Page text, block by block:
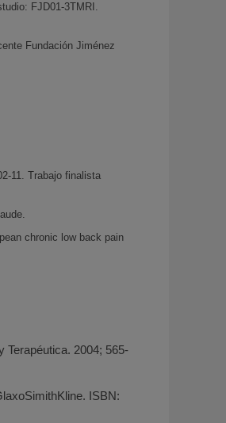
FJD01-3TMRI.
Fundación Jiménez
11. Trabajo finalista
chronic low back pain
Terapéutica. 2004; 565-
ISBN: